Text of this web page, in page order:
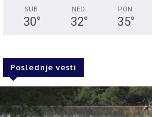
SUB
30°
NED
32°
PON
35°
Poslednje vesti